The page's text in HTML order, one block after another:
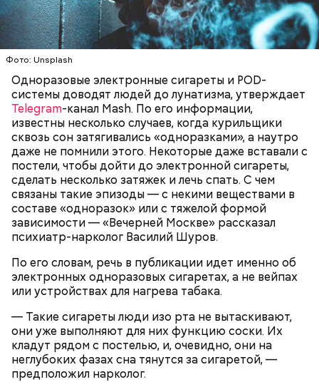
Фото: Unsplash
Одноразовые электронные сигареты и POD-
системы доводят людей до лунатизма, утверждает
Telegram-канал Mash. По его информации,
известны несколько случаев, когда курильщики
сквозь сон затягивались «одноразками», а наутро
даже не помнили этого. Некоторые даже вставали с
постели, чтобы дойти до электронной сигареты,
сделать несколько затяжек и лечь спать. С чем
связаны такие эпизоды — с некими веществами в
составе «одноразок» или с тяжелой формой
зависимости — «Вечерней Москве» рассказал
психиатр-нарколог Василий Шуров.
По его словам, речь в публикации идет именно об
электронных одноразовых сигаретах, а не вейпах
или устройствах для нагрева табака.
— Такие сигареты люди изо рта не вытаскивают,
они уже выполняют для них функцию соски. Их
кладут рядом с постелью, и, очевидно, они на
неглубоких фазах сна тянутся за сигаретой, —
предположил нарколог.